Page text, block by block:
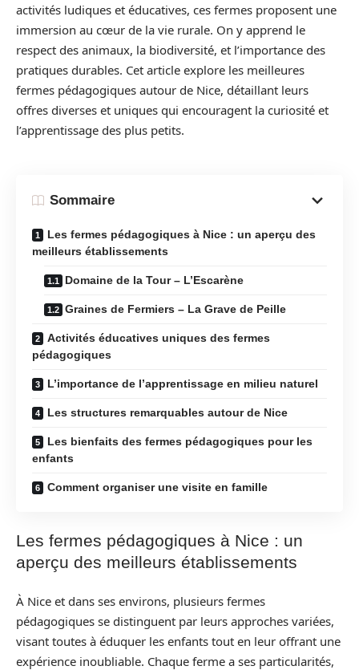
activités ludiques et éducatives, ces fermes proposent une
immersion au cœur de la vie rurale. On y apprend le
respect des animaux, la biodiversité, et l’importance des
pratiques durables. Cet article explore les meilleures
fermes pédagogiques autour de Nice, détaillant leurs
offres diverses et uniques qui encouragent la curiosité et
l’apprentissage des plus petits.
Sommaire
Les fermes pédagogiques à Nice : un aperçu des
meilleurs établissements
Domaine de la Tour – L’Escarène
Graines de Fermiers – La Grave de Peille
Activités éducatives uniques des fermes
pédagogiques
L’importance de l’apprentissage en milieu naturel
Les structures remarquables autour de Nice
Les bienfaits des fermes pédagogiques pour les
enfants
Comment organiser une visite en famille
Les fermes pédagogiques à Nice : un
aperçu des meilleurs établissements
À Nice et dans ses environs, plusieurs fermes
pédagogiques se distinguent par leurs approches variées,
visant toutes à éduquer les enfants tout en leur offrant une
expérience inoubliable. Chaque ferme a ses particularités,